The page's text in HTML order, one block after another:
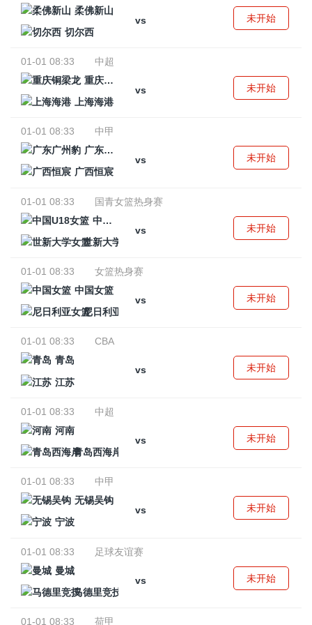
柔佛新山
vs
切尔西
未开始
01-01 08:33
中超
重庆铜梁龙
vs
上海海港
未开始
01-01 08:33
中甲
广东广州豹
vs
广西恒宸
未开始
01-01 08:33
国青女篮热身赛
中国U18女篮
vs
世新大学女篮
未开始
01-01 08:33
女篮热身赛
中国女篮
vs
尼日利亚女篮
未开始
01-01 08:33
CBA
青岛
vs
江苏
未开始
01-01 08:33
中超
河南
vs
青岛西海岸
未开始
01-01 08:33
中甲
无锡吴钩
vs
宁波
未开始
01-01 08:33
足球友谊赛
曼城
vs
马德里竞技
未开始
01-01 08:33 荷甲